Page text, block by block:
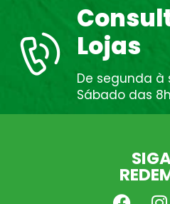
Lojas
De segunda à
Sábado das